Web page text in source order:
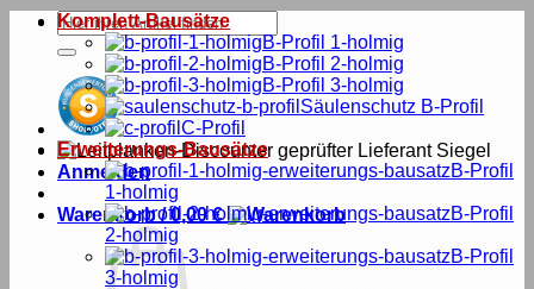
Suche
nach:
Anmelden
Warenkorb /0,00€
Komplett-Bausätze
B-Profil 1-holmig
B-Profil 2-holmig
B-Profil 3-holmig
Säulenschutz B-Profil
C-Profil
Erweiterungs-Bausätze
B-Profil
1-holmig
B-Profil
2-holmig
B-Profil
3-holmig